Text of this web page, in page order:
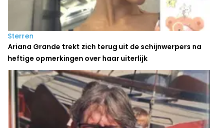
Sterren
Ariana Grande trekt zich terug uit de schijnwerpers na
heftige opmerkingen over haar uiterlijk